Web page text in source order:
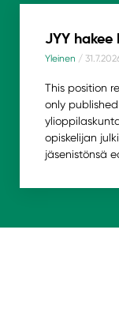
JYY
Yleinen /
This position
only
opiskelijan
jäsenistönsä